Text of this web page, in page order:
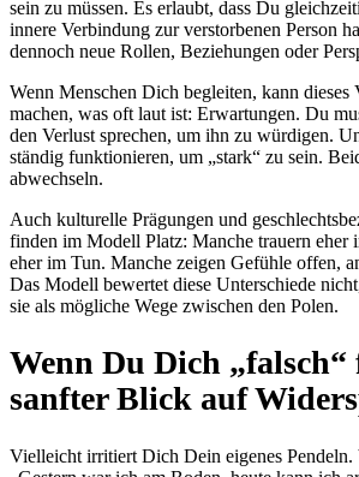
sein zu müssen. Es erlaubt, dass Du
innere Verbindung zur verstorbenen Person
dennoch neue Rollen, Beziehungen oder
Wenn Menschen Dich begleiten, kann dieses
machen, was oft laut ist: Erwartungen. Du
den Verlust sprechen, um ihn zu würdigen.
ständig funktionieren, um „stark“ zu sein.
abwechseln.
Auch kulturelle Prägungen und
finden im Modell Platz: Manche trauern eher
eher im Tun. Manche zeigen Gefühle offen,
Das Modell bewertet diese Unterschiede
sie als mögliche Wege zwischen den Polen.
Wenn Du Dich
sanfter Blick auf
Vielleicht irritiert Dich Dein eigenes